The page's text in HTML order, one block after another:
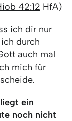
42:12 HfA)
ich dir nur
durch
auch mal
mich für
ein
noch nicht